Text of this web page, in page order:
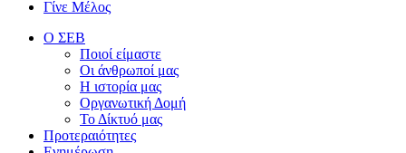
Γίνε Μέλος
Ο ΣΕΒ
Ποιοί είμαστε
Οι άνθρωποί μας
Η ιστορία μας
Οργανωτική Δομή
Το Δίκτυό μας
Προτεραιότητες